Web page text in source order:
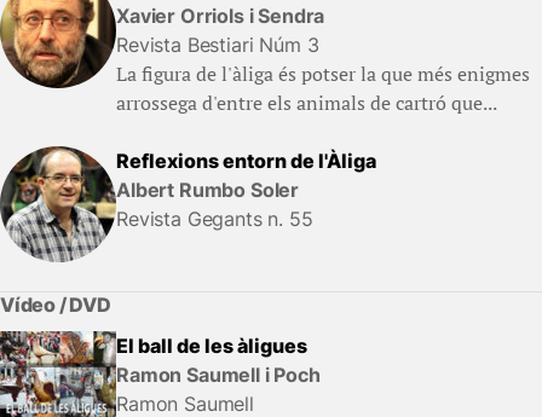
Xavier Orriols i Sendra
Revista Bestiari Núm 3
La figura de l'àliga és potser la que més enigmes
arrossega d'entre els animals de cartró que...
Reflexions entorn de l'Àliga
Albert Rumbo Soler
Revista Gegants n. 55
Vídeo / DVD
El ball de les àligues
Ramon Saumell i Poch
Ramon Saumell